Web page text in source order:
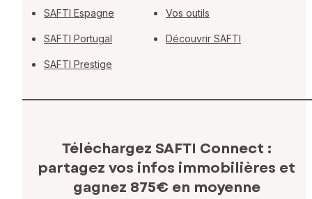
SAFTI Espagne
SAFTI Portugal
SAFTI Prestige
Vos outils
Découvrir SAFTI
Téléchargez SAFTI Connect :
partagez vos infos immobilières et
gagnez 875€ en moyenne